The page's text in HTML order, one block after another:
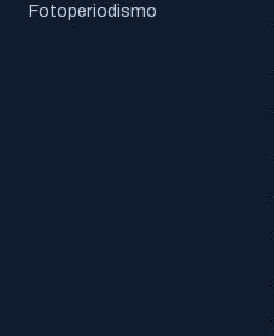
Fotoperiodismo